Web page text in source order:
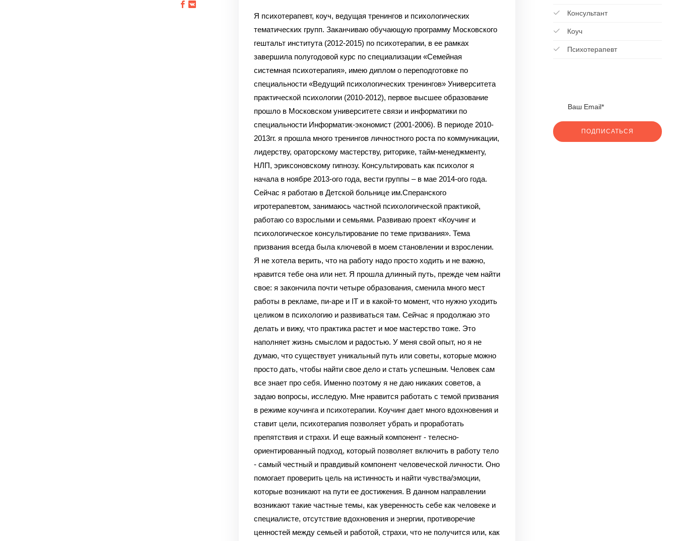
Я психотерапевт, коуч, ведущая тренингов и психологических
тематических групп. Заканчиваю обучающую программу Московского
гештальт института (2012-2015) по психотерапии, в ее рамках
завершила полугодовой курс по специализации «Семейная
системная психотерапия», имею диплом о переподготовке по
специальности «Ведущий психологических тренингов» Университета
практической психологии (2010-2012), первое высшее образование
прошло в Московском университете связи и информатики по
специальности Информатик-экономист (2001-2006). В периоде 2010-
2013гг. я прошла много тренингов личностного роста по коммуникации,
лидерству, ораторскому мастерству, риторике, тайм-менеджменту,
НЛП, эриксоновскому гипнозу. Консультировать как психолог я
начала в ноябре 2013-ого года, вести группы – в мае 2014-ого года.
Сейчас я работаю в Детской больнице им.Сперанского
игротерапевтом, занимаюсь частной психологической практикой,
работаю со взрослыми и семьями. Развиваю проект «Коучинг и
психологическое консультирование по теме призвания». Тема
призвания всегда была ключевой в моем становлении и взрослении.
Я не хотела верить, что на работу надо просто ходить и не важно,
нравится тебе она или нет. Я прошла длинный путь, прежде чем найти
свое: я закончила почти четыре образования, сменила много мест
работы в рекламе, пи-аре и IT и в какой-то момент, что нужно уходить
целиком в психологию и развиваться там. Сейчас я продолжаю это
делать и вижу, что практика растет и мое мастерство тоже. Это
наполняет жизнь смыслом и радостью. У меня свой опыт, но я не
думаю, что существует уникальный путь или советы, которые можно
просто дать, чтобы найти свое дело и стать успешным. Человек сам
все знает про себя. Именно поэтому я не даю никаких советов, а
задаю вопросы, исследую. Мне нравится работать с темой призвания
в режиме коучинга и психотерапии. Коучинг дает много вдохновения и
ставит цели, психотерапия позволяет убрать и проработать
препятствия и страхи. И еще важный компонент - телесно-
ориентированный подход, который позволяет включить в работу тело
- самый честный и правдивый компонент человеческой личности. Оно
помогает проверить цель на истинность и найти чувства/эмоции,
которые возникают на пути ее достижения. В данном направлении
возникают такие частные темы, как уверенность себе как человеке и
специалисте, отсутствие вдохновения и энергии, противоречие
ценностей между семьей и работой, страхи, что не получится или, как
Консультант
Коуч
Психотерапевт
ПОДПИСАТЬСЯ